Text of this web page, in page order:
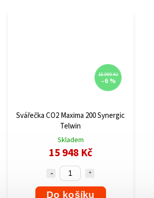
16 999 Kč
–6 %
Svářečka CO2 Maxima 200 Synergic
Telwin
Skladem
15 948 Kč
Do košíku